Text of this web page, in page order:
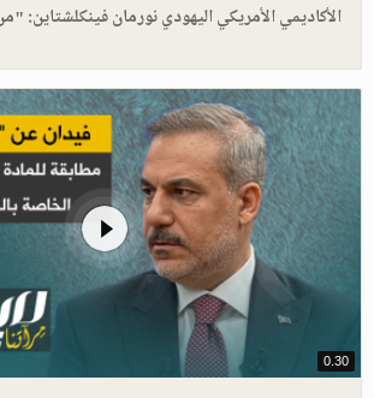
الأكاديمي الأمريكي اليهودي نورمان فينكلشتاين:
0.30